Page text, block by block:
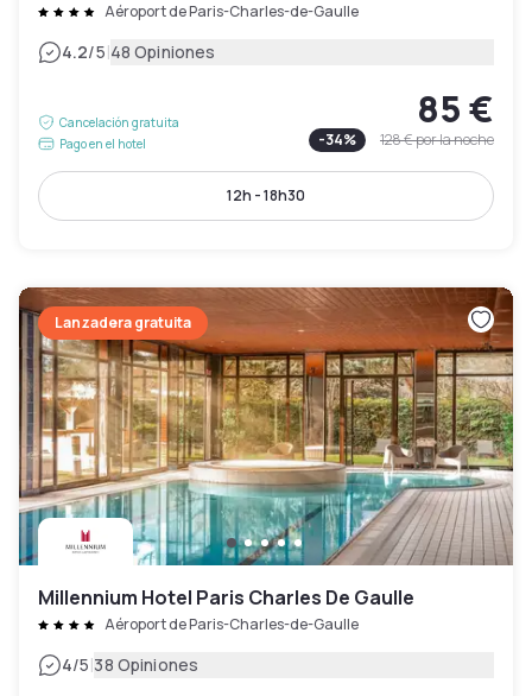
Aéroport de Paris-Charles-de-Gaulle
4.2/5|48 Opiniones
Cancelación gratuita
Pago en el hotel
85 €
-34% 128 €por la noche
12h - 18h30
Lanzadera gratuita
Millennium Hotel Paris Charles De Gaulle
Aéroport de Paris-Charles-de-Gaulle
4/5|38 Opiniones